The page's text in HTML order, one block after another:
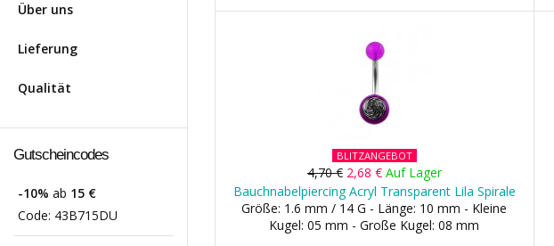
Über uns
Lieferung
Qualität
Gutscheincodes
-10% ab 15 €
Code: 43B715DU
BLITZANGEBOT
4,70 € 2,68 € Auf Lager
Bauchnabelpiercing Acryl Transparent Lila Spirale
Größe: 1.6 mm / 14 G - Länge: 10 mm - Kleine
Kugel: 05 mm - Große Kugel: 08 mm